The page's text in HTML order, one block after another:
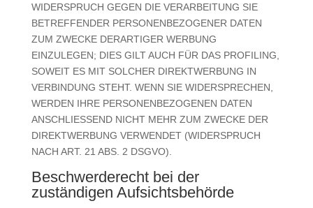
WIDERSPRUCH GEGEN DIE VERARBEITUNG SIE
BETREFFENDER PERSONENBEZOGENER DATEN
ZUM ZWECKE DERARTIGER WERBUNG
EINZULEGEN; DIES GILT AUCH FÜR DAS PROFILING,
SOWEIT ES MIT SOLCHER DIREKTWERBUNG IN
VERBINDUNG STEHT. WENN SIE WIDERSPRECHEN,
WERDEN IHRE PERSONENBEZOGENEN DATEN
ANSCHLIESSEND NICHT MEHR ZUM ZWECKE DER
DIREKTWERBUNG VERWENDET (WIDERSPRUCH
NACH ART. 21 ABS. 2 DSGVO).
Beschwerde­recht bei der
zuständigen Aufsichts­behörde